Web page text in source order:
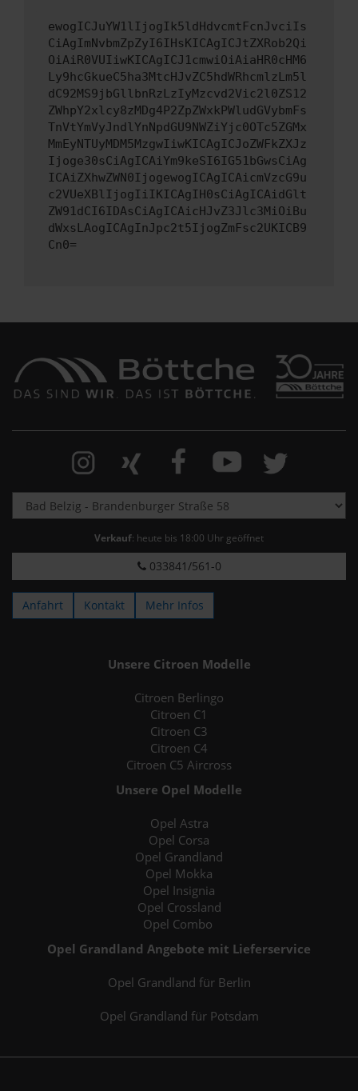
ewogICJuYW1lIjogIk5ldHdvcmtFcnJvciIs
CiAgImNvbmZpZyI6IHsKICAgICJtZXRob2Qi
OiAiR0VUIiwKICAgICJ1cmwiOiAiaHR0cHM6
Ly9hcGkueC5ha3MtcHJvZC5hdWRhcmlzLm5l
dC92MS9jbGllbnRzLzIyMzcvd2Vic2l0ZS12
ZWhpY2xlcy8zMDg4P2ZpZWxkPWludGVybmFs
TnVtYmVyJndlYnNpdGU9NWZiYjc0OTc5ZGMx
MmEyNTUyMDM5MzgwIiwKICAgICJoZWFkZXJz
Ijoge30sCiAgICAiYm9keSI6IG51bGwsCiAg
ICAiZXhwZWN0IjogewogICAgICAicmVzcG9u
c2VUeXBlIjogIiIKICAgIH0sCiAgICAidGlt
ZW91dCI6IDAsCiAgICAicHJvZ3Jlc3MiOiBu
dWxsLAogICAgInJpc2t5IjogZmFsc2UKICB9
Cn0=
Verkauf: heute bis 18:00 Uhr geöffnet
033841/561-0
Anfahrt Kontakt Mehr Infos
Unsere Citroen Modelle
Citroen Berlingo
Citroen C1
Citroen C3
Citroen C4
Citroen C5 Aircross
Unsere Opel Modelle
Opel Astra
Opel Corsa
Opel Grandland
Opel Mokka
Opel Insignia
Opel Crossland
Opel Combo
Opel Grandland Angebote mit Lieferservice
Opel Grandland für Berlin
Opel Grandland für Potsdam